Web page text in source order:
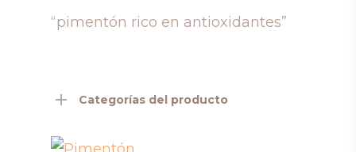
“pimentón rico en antioxidantes”
Categorías del producto